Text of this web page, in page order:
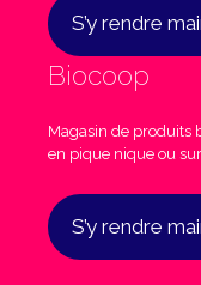
S’y rendre
Biocoop
Magasin de produits
en pique nique ou
S’y rendre